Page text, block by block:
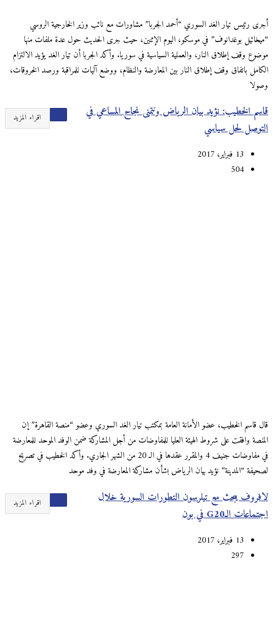
أجرى رئيس تيار الغد السوري “أحمد الجربا” مشاورات مع نائب وزير الخارجية الروسي
“ميخائيل بوغدانوف” في موسكو، اليوم الإثنين، حيث جرى الحديث حول عدة ملفات منها
موضوع وقف إطلاق النار، والعملية السياسية في سوريا. وأكد الجربا أن تيار الغد يؤيد الالتزام
الكامل باتفاق وقف إطلاق النار بين المعارضة والنظام، ووضع آليات للمراقبة ورصد الخروقات،
وصولا
اقراء المزيد
قاسم الخطيب: نؤيد بيان الرياض ونتمنى نجاح المساعي في
التوصل لحل سياسي
13 فبراير، 2017
504
قال قاسم الخطيب، عضو الأمانة العامة بمكتب تيار الغد السوري وعضو “منصة القاهرة” إن
المنصة وافقت على شروط الهيئة العليا للمفاوضات من أجل المشاركة ضمن الوفد الموحد للمعارضة
في مفاوضات جنيف 4 والمقرر عقدها في الـ 20 من الشهر الجاري. وأكد الخطيب في تصريح
لصحيفة “المدينة” نؤيد بيان الرياض بشأن مشاركة المعارضة في وفد موحد
اقراء المزيد
لافروف يبحث مع تيلرسون التطورات السورية خلال
اجتماعات الـG20 في بون
13 فبراير، 2017
297